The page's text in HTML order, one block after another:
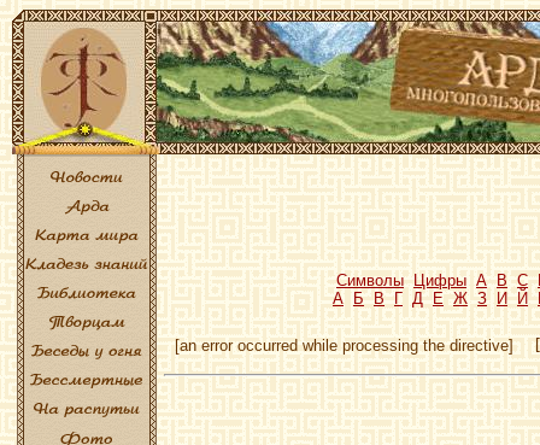
Символы Цифры A B C
А Б В Г Д Е Ж З И Й
[an error occurred while processing the directive]